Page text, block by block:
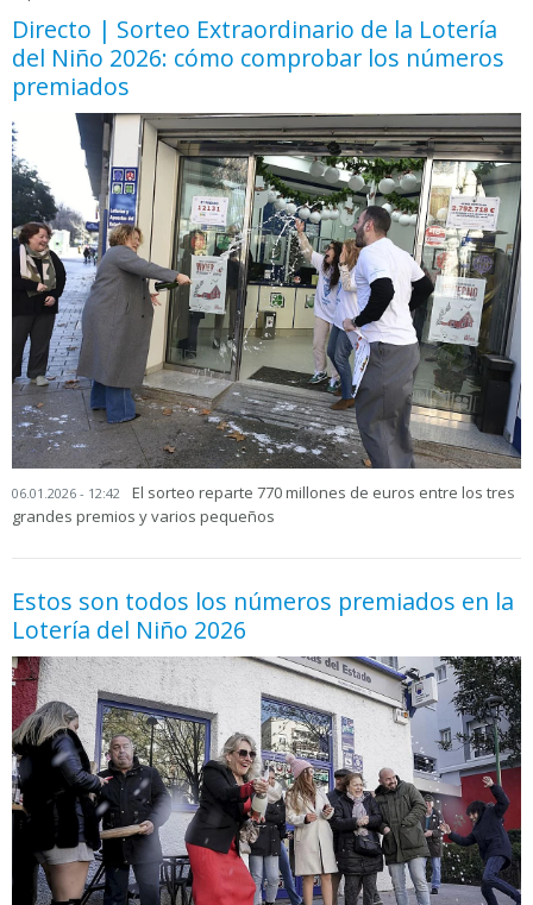
Directo | Sorteo Extraordinario de la Lotería
del Niño 2026: cómo comprobar los números
premiados
06.01.2026 - 12:42
El sorteo reparte 770 millones de euros entre los tres
grandes premios y varios pequeños
Estos son todos los números premiados en la
Lotería del Niño 2026